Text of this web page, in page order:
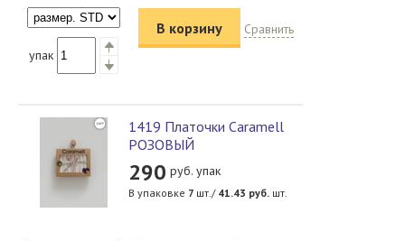
упак
В корзину Сравнить
1419 Платочки Caramell
РОЗОВЫЙ
290 руб. упак
В упаковке 7 шт./ 41.43 руб. шт.